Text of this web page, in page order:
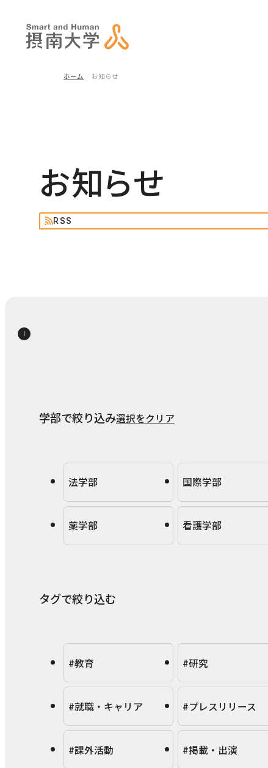
ホーム お知らせ
お知らせ
RSS
学部で絞り込み選択をクリア
法学部 国際学部
薬学部 看護学部
タグで絞り込む
#教育 #研究
#就職・キャリア #プレスリリース
#課外活動 #掲載・出演